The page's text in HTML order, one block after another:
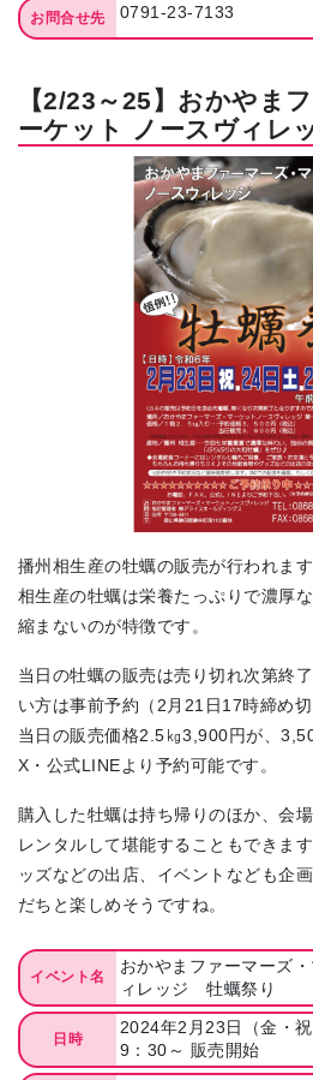
お問合せ先 0791-23-7133
【2/23～25】おかやま
ーケット ノースヴィレ
播州相生産の牡蠣の販売が行われます
相生産の牡蠣は栄養たっぷりで濃厚
縮まないのが特徴です。
当日の牡蠣の販売は売り切れ次第終
い方は事前予約（2月21日17時締め切
当日の販売価格2.5㎏3,900円が、
X・公式LINEより予約可能です。
購入した牡蠣は持ち帰りのほか、会
レンタルして堪能することもできま
ッズなどの出店、イベントなども企
だちと楽しめそうですね。
イベント名
おかやまファーマーズ
ィレッジ 牡蠣祭り
日時
2024年2月23日（金・祝
9：30～ 販売開始